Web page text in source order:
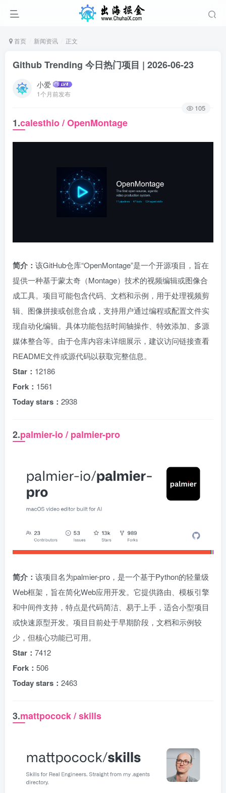
首页 新闻资讯 正文
Github Trending 今日热门项目 | 2026-06-23
小爱
1个月前发布
105
1.calesthio / OpenMontage
简介： 该GitHub仓库“OpenMontage”是一个开源项目，旨在
提供一种基于蒙太奇（Montage）技术的视频编辑或图像合
成工具。项目可能包含代码、文档和示例，用于处理视频剪
辑、图像拼接或创意合成，支持用户通过编程或配置文件实
现自动化编辑。具体功能包括时间轴操作、特效添加、多源
媒体整合等。由于仓库内容未详细展示，建议访问链接查看
README文件或源代码以获取完整信息。
Star： 12186
Fork： 1561
Today stars： 2938
2.palmier-io / palmier-pro
简介： 该项目名为palmier-pro，是一个基于Python的轻量级
Web框架，旨在简化Web应用开发。它提供路由、模板引擎
和中间件支持，特点是代码简洁、易于上手，适合小型项目
或快速原型开发。项目目前处于早期阶段，文档和示例较
少，但核心功能已可用。
Star： 7412
Fork： 506
Today stars： 2463
3.mattpocock / skills